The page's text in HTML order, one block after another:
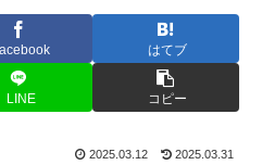
はてブ
LINE コピー
2025.03.12 2025.03.31